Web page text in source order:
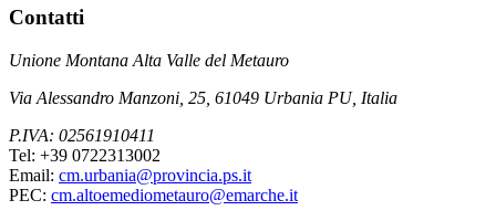
Contatti
Unione Montana Alta Valle del Metauro
Via Alessandro Manzoni, 25, 61049 Urbania PU, Italia
P.IVA: 02561910411
Tel: +39 0722313002
Email: cm.urbania@provincia.ps.it
PEC: cm.altoemediometauro@emarche.it